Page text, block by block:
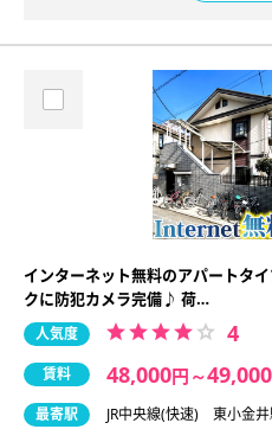
インターネット無料のアパートタ
クに防犯カメラ完備♪ 荷…
人気度 4
賃料 48,000円 ～49,000
最寄駅 JR中央線(快速) 東小